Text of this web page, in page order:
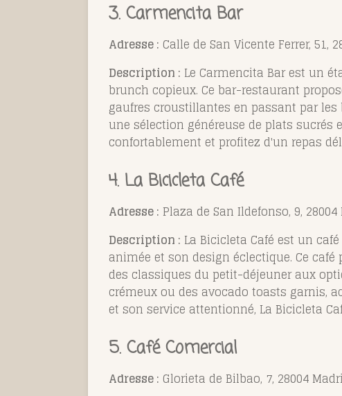
3. Carmencita Bar
Adresse : Calle de San Vicente Ferrer, 51,
Description : Le Carmencita Bar est un
brunch copieux. Ce bar-restaurant
gaufres croustillantes en passant par
une sélection généreuse de plats
confortablement et profitez d'un repas
4. La Bicicleta Café
Adresse : Plaza de San Ildefonso, 9,
Description : La Bicicleta Café est un
animée et son design éclectique. Ce
des classiques du petit-déjeuner aux
crémeux ou des avocado toasts garnis,
et son service attentionné, La Bicicleta
5. Café Comercial
Adresse : Glorieta de Bilbao, 7, 28004